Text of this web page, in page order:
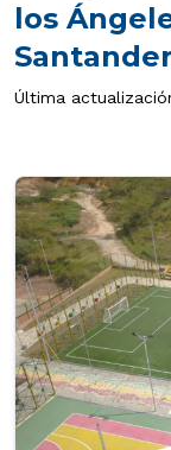
los
Santander
Última